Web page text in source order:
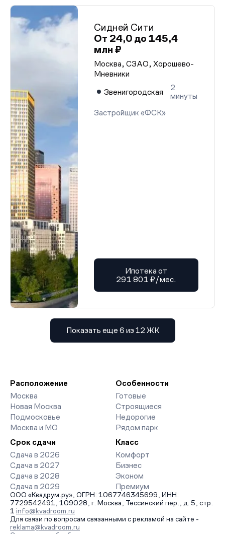
Сидней Сити
От 24,0 до 145,4
млн ₽
Москва, СЗАО, Хорошево-
Мневники
Звенигородская
2
минуты
Застройщик «ФСК»
Ипотека от
291 801 ₽/мес.
Показать еще 6 из 12 ЖК
Расположение
Москва
Новая Москва
Подмосковье
Москва и МО
Особенности
Готовые
Строящиеся
Недорогие
Рядом парк
Срок сдачи
Сдача в 2026
Сдача в 2027
Сдача в 2028
Сдача в 2029
Класс
Комфорт
Бизнес
Эконом
Премиум
ООО «Квадрум.ру», ОГРН: 1067746345699, ИНН:
7729542491, 109028, г. Москва, Тессинский пер., д. 5, стр.
1 info@kvadroom.ru
Для связи по вопросам связанными с рекламой на сайте -
reklama@kvadroom.ru